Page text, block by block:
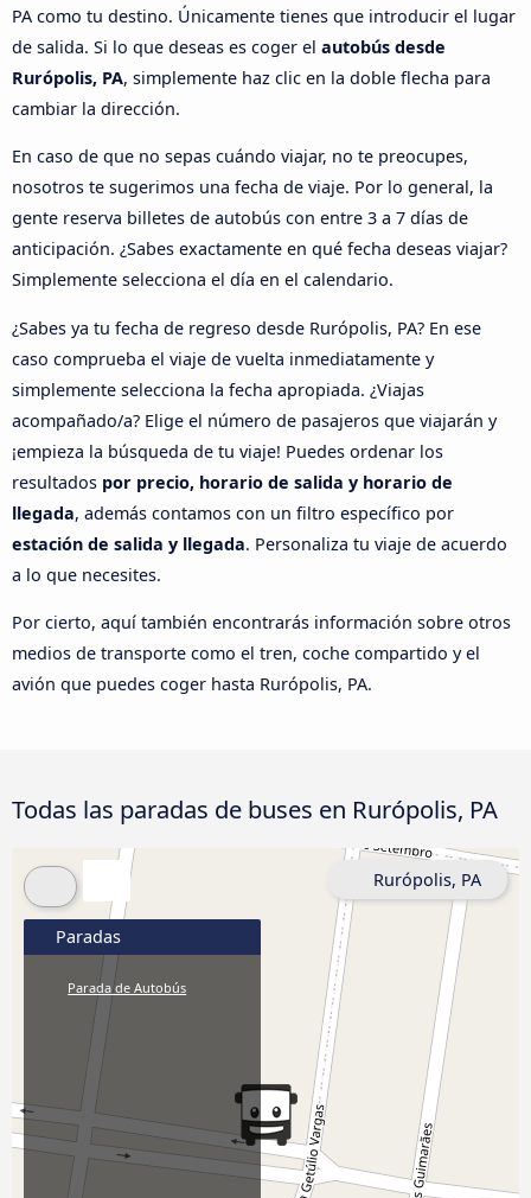
PA como tu destino. Únicamente tienes que introducir el lugar
de salida. Si lo que deseas es coger el autobús desde
Rurópolis, PA, simplemente haz clic en la doble flecha para
cambiar la dirección.
En caso de que no sepas cuándo viajar, no te preocupes,
nosotros te sugerimos una fecha de viaje. Por lo general, la
gente reserva billetes de autobús con entre 3 a 7 días de
anticipación. ¿Sabes exactamente en qué fecha deseas viajar?
Simplemente selecciona el día en el calendario.
¿Sabes ya tu fecha de regreso desde Rurópolis, PA? En ese
caso comprueba el viaje de vuelta inmediatamente y
simplemente selecciona la fecha apropiada. ¿Viajas
acompañado/a? Elige el número de pasajeros que viajarán y
¡empieza la búsqueda de tu viaje! Puedes ordenar los
resultados por precio, horario de salida y horario de
llegada, además contamos con un filtro específico por
estación de salida y llegada. Personaliza tu viaje de acuerdo
a lo que necesites.
Por cierto, aquí también encontrarás información sobre otros
medios de transporte como el tren, coche compartido y el
avión que puedes coger hasta Rurópolis, PA.
Todas las paradas de buses en Rurópolis, PA
Paradas
Parada de Autobús
Rurópolis, PA